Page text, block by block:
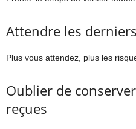
Attendre les
Plus vous attendez, plus les
Oublier de
reçues